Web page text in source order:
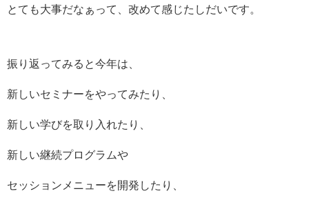
とても大事だなぁって、改めて感じたしだいです。
振り返ってみると今年は、
新しいセミナーをやってみたり、
新しい学びを取り入れたり、
新しい継続プログラムや
セッションメニューを開発したり、